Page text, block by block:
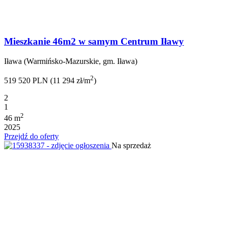
Mieszkanie 46m2 w samym Centrum Iławy
Iława (Warmińsko-Mazurskie, gm. Iława)
519 520 PLN (11 294 zł/m2)
2
1
46 m2
2025
Przejdź do oferty
Na sprzedaż